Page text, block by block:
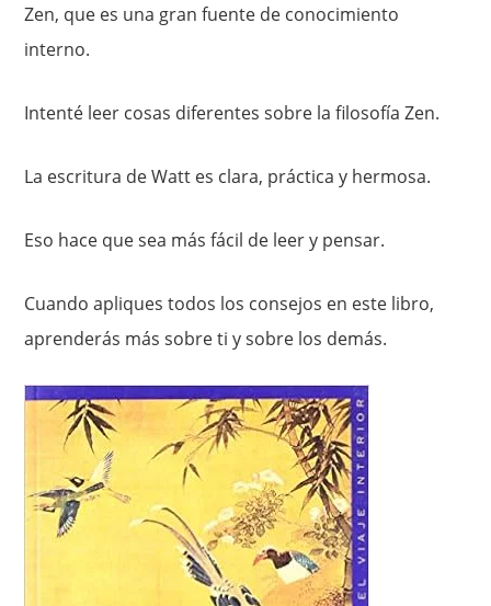
Zen, que es una gran fuente de conocimiento
interno.
Intenté leer cosas diferentes sobre la filosofía Zen.
La escritura de Watt es clara, práctica y hermosa.
Eso hace que sea más fácil de leer y pensar.
Cuando apliques todos los consejos en este libro,
aprenderás más sobre ti y sobre los demás.